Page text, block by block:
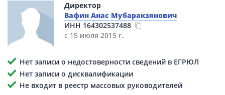
Директор
Вафин Анас Мубаракзянович
ИНН 164302537488
с 15 июля 2015 г.
Нет записи о недостоверности сведений в ЕГРЮЛ
Нет записи о дисквалификации
Не входит в реестр массовых руководителей